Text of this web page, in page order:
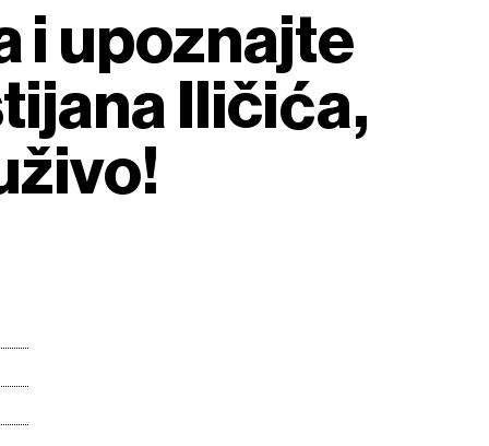
i upoznajte
Iličića,